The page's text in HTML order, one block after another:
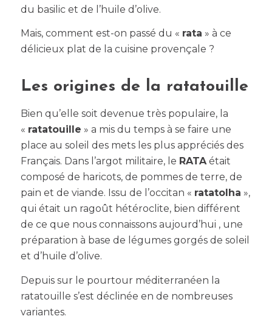
du basilic et de l’huile d’olive.
Mais, comment est-on passé du « rata » à ce
délicieux plat de la cuisine provençale ?
Les origines de la ratatouille
Bien qu’elle soit devenue très populaire, la
« ratatouille » a mis du temps à se faire une
place au soleil des mets les plus appréciés des
Français. Dans l’argot militaire, le RATAétait
composé de haricots, de pommes de terre, de
pain et de viande. Issu de l’occitan « ratatolha »,
qui était un ragoût hétéroclite, bien différent
de ce que nous connaissons aujourd’hui , une
préparation à base de légumes gorgés de soleil
et d’huile d’olive.
Depuis sur le pourtour méditerranéen la
ratatouille s’est déclinée en de nombreuses
variantes.